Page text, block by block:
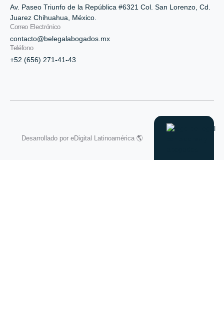
Av. Paseo Triunfo de la República #6321 Col. San Lorenzo, Cd.
Juarez Chihuahua, México.
Correo Electrónico
contacto@belegalabogados.mx
Teléfono
+52 (656) 271-41-43
Desarrollado por eDigital Latinoamérica 🌎